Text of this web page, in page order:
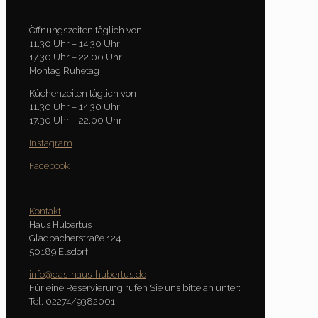
Öffnungszeiten täglich von
11.30 Uhr – 14.30 Uhr
17.30 Uhr – 22.00 Uhr
Montag Ruhetag
Küchenzeiten täglich von
11.30 Uhr – 14.30 Uhr
17.30 Uhr – 22.00 Uhr
Instagram
Facebook
Kontakt
Haus Hubertus
Gladbacherstraße 124
50189 Elsdorf
info@das-haus-hubertus.de
Für eine Reservierung rufen Sie uns bitte an unter:
Tel. 02274/9382001